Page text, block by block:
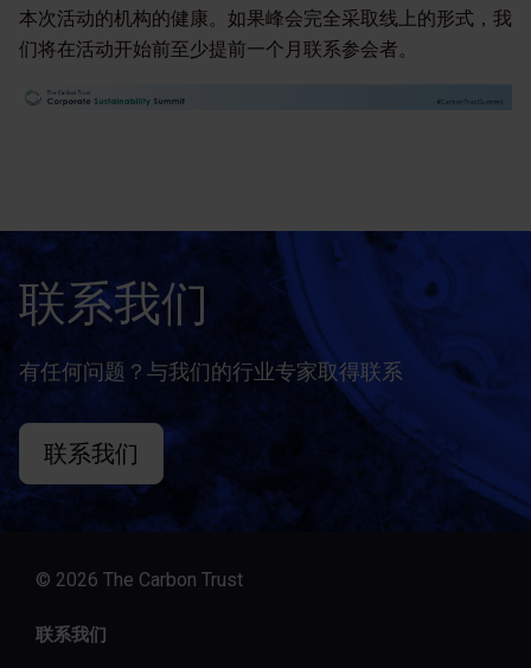
本次活动的机构的健康。如果峰会完全采取线上的形式，我
们将在活动开始前至少提前一个月联系参会者。
联系我们
有任何问题？与我们的行业专家取得联系
联系我们
© 2026 The Carbon Trust
联系我们